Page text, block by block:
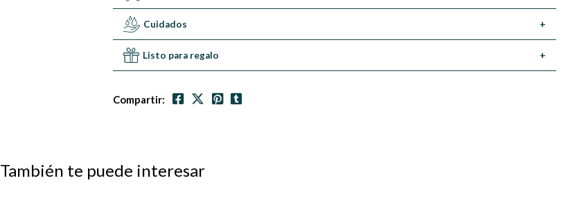
Cuidados +
Listo para regalo +
Compartir:
También te puede interesar